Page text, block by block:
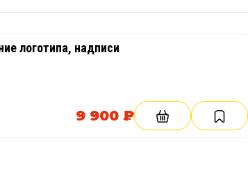
логотипа, надписи
9 900 ₽